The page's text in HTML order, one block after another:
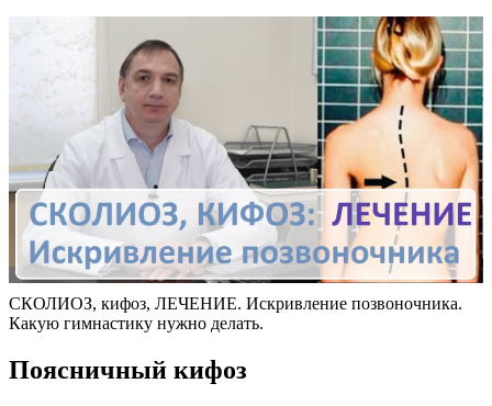
СКОЛИОЗ, кифоз, ЛЕЧЕНИЕ. Искривление позвоночника.
Какую гимнастику нужно делать.
Поясничный кифоз